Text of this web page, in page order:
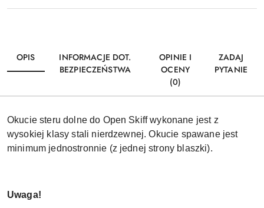
OPIS
INFORMACJE DOT.
BEZPIECZEŃSTWA
OPINIE I
OCENY
(0)
ZADAJ
PYTANIE
Okucie steru dolne do Open Skiff wykonane jest z
wysokiej klasy stali nierdzewnej. Okucie spawane jest
minimum jednostronnie (z jednej strony blaszki).
Uwaga!